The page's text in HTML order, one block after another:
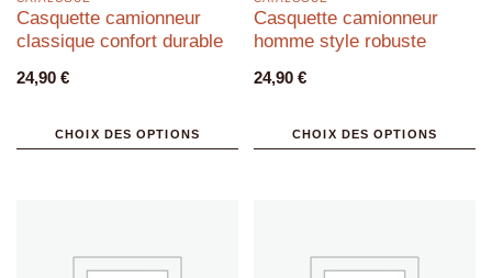
Casquette camionneur
classique confort durable
24,90 €
CHOIX DES OPTIONS
Casquette camionneur
homme style robuste
24,90 €
CHOIX DES OPTIONS